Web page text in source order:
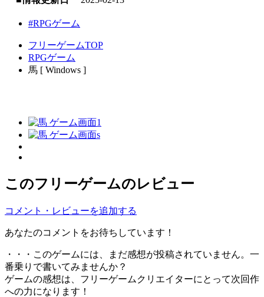
#RPGゲーム
フリーゲームTOP
RPGゲーム
馬 [ Windows ]
このフリーゲームのレビュー
コメント・レビューを追加する
あなたのコメントをお待ちしています！
・・・このゲームには、まだ感想が投稿されていません。一
番乗りで書いてみませんか？
ゲームの感想は、フリーゲームクリエイターにとって次回作
への力になります！